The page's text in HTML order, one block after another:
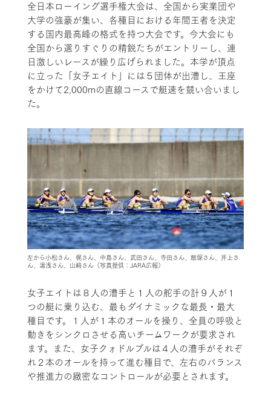
全日本ローイング選手権大会は、全国から実業団や
大学の強豪が集い、各種目における年間王者を決定
する国内最高峰の格式を持つ大会です。今大会にも
全国から選りすぐりの精鋭たちがエントリーし、連
日激しいレースが繰り広げられました。本学が頂点
に立った「女子エイト」には５団体が出漕し、王座
をかけて2,000mの直線コースで艇速を競い合いまし
た。
左から小松さん、梶さん、中島さん、武田さん、寺田さん、飯塚さん、井上さ
ん、湯浅さん、山﨑さん（写真提供：JARA広報）
女子エイトは８人の漕手と１人の舵手の計９人が１
つの艇に乗り込む、最もダイナミックな最長・最大
種目です。１人が１本のオールを操り、全員の呼吸と
動きをシンクロさせる高いチームワークが要求され
ます。また、女子クォドルプルは４人の漕手がそれぞ
れ２本のオールを持って進む種目で、左右のバランス
や推進力の緻密なコントロールが必要とされます。